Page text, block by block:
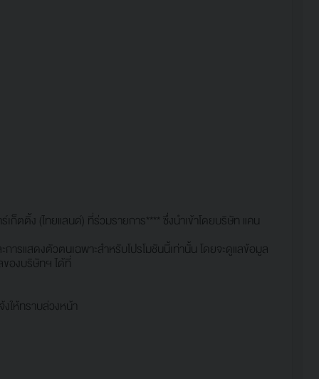
ตติ้ง (ไทยแลนด์) ที่ร่วมรายการ**** ซึ่งนำเข้าโดยบริษัท แคน
รแสดงตัวตนเฉพาะสำหรับโปรโมชันนี้เท่านั้น โดยจะดูแลข้อมูล
องบริษัทฯ ได้ที่
ให้ทราบล่วงหน้า